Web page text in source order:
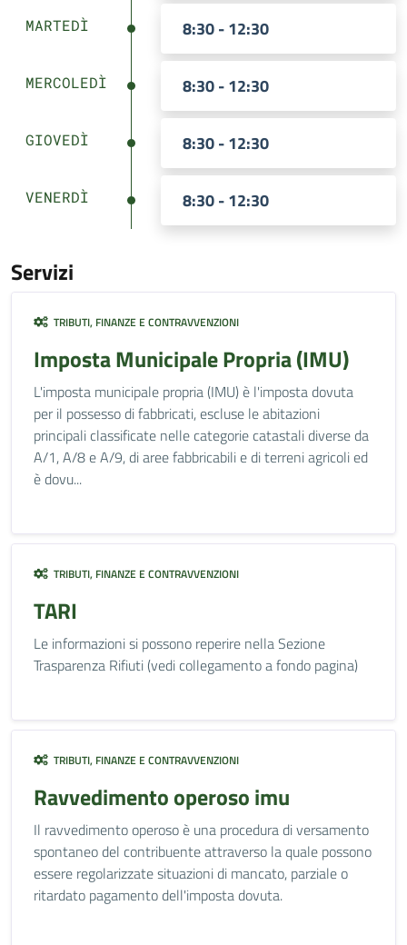
MARTEDÌ 8:30 - 12:30
MERCOLEDÌ 8:30 - 12:30
GIOVEDÌ 8:30 - 12:30
VENERDÌ 8:30 - 12:30
Servizi
TRIBUTI, FINANZE E CONTRAVVENZIONI
Imposta Municipale Propria (IMU)
L'imposta municipale propria (IMU) è l'imposta dovuta
per il possesso di fabbricati, escluse le abitazioni
principali classificate nelle categorie catastali diverse da
A/1, A/8 e A/9, di aree fabbricabili e di terreni agricoli ed
è dovu...
TRIBUTI, FINANZE E CONTRAVVENZIONI
TARI
Le informazioni si possono reperire nella Sezione
Trasparenza Rifiuti (vedi collegamento a fondo pagina)
TRIBUTI, FINANZE E CONTRAVVENZIONI
Ravvedimento operoso imu
Il ravvedimento operoso è una procedura di versamento
spontaneo del contribuente attraverso la quale possono
essere regolarizzate situazioni di mancato, parziale o
ritardato pagamento dell'imposta dovuta.